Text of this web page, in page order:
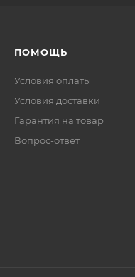
ПОМОЩЬ
Условия оплаты
Условия доставки
Гарантия на товар
Вопрос-ответ